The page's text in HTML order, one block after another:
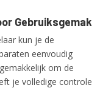
Gebruiksgemak
kun je de
eenvoudig
om de
je volledige controle